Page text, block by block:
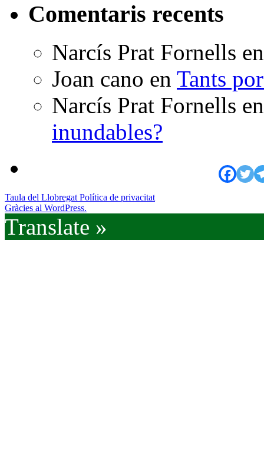
Comentaris recents
Narcís Prat Fornells
Joan cano en Tants
Narcís Prat Fornells
inundables?
Taula del Llobregat Política de privacitat
Gràcies al WordPress.
Translate »